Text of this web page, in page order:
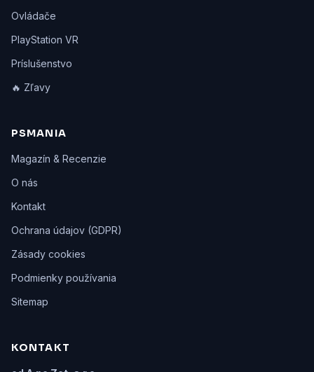
Ovládače
PlayStation VR
Príslušenstvo
🔥 Zľavy
PSMANIA
Magazín & Recenzie
O nás
Kontakt
Ochrana údajov (GDPR)
Zásady cookies
Podmienky používania
Sitemap
KONTAKT